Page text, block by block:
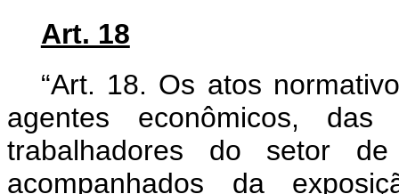
Art. 18
“Art. 18. Os atos
agentes econômicos,
trabalhadores do setor
acompanhados da